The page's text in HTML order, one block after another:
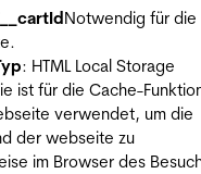
Notwendig für die
: HTML Local Storage
ist für die Cache-
verwendet, um die
der webseite zu
im Browser des